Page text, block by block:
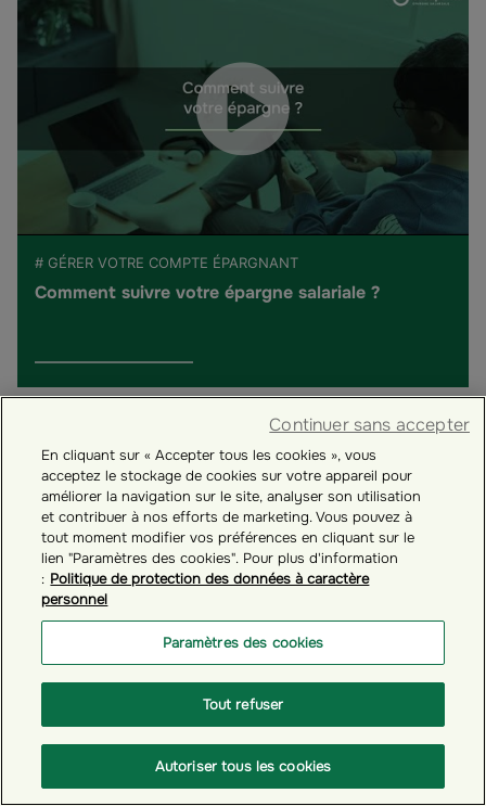
# GÉRER VOTRE COMPTE ÉPARGNANT
Comment suivre votre épargne salariale ?
# GÉRER VOTRE COMPTE ÉPARGNANT
Comment se connecter à votre espace personnel
En cliquant sur « Accepter tous les cookies », vous
acceptez le stockage de cookies sur votre appareil pour
améliorer la navigation sur le site, analyser son utilisation
et contribuer à nos efforts de marketing. Vous pouvez à
tout moment modifier vos préférences en cliquant sur le
lien "Paramètres des cookies". Pour plus d'information
: Politique de protection des données à caractère
personnel
Paramètres des cookies
Tout refuser
Autoriser tous les cookies
Continuer sans accepter